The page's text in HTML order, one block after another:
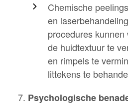
Chemische
en
procedures
de huidtextuur te
en rimpels te
littekens te
Psychologische